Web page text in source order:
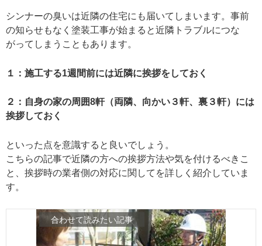
シンナーの臭いは近隣の住宅にも届いてしまいます。事前
の知らせもなく塗装工事が始まると近隣トラブルにつな
がってしまうこともあります。
１：施工する1週間前には近隣に挨拶をしておく
２：自身の家の周囲8軒（両隣、向かい３軒、裏３軒）には
挨拶しておく
といった点を意識すると良いでしょう。
こちらの記事で近隣の方への挨拶方法や気を付けるべきこ
と、挨拶時の業者側の対応に関してを詳しく紹介していま
す。